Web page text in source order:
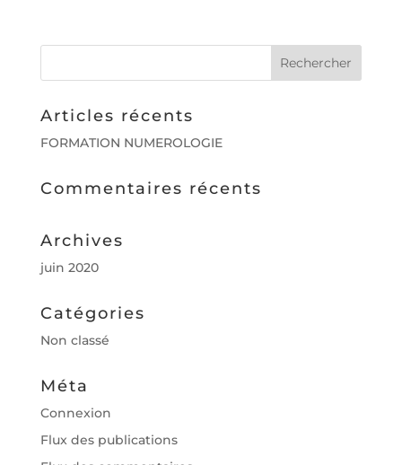
Articles récents
FORMATION NUMEROLOGIE
Commentaires récents
Archives
juin 2020
Catégories
Non classé
Méta
Connexion
Flux des publications